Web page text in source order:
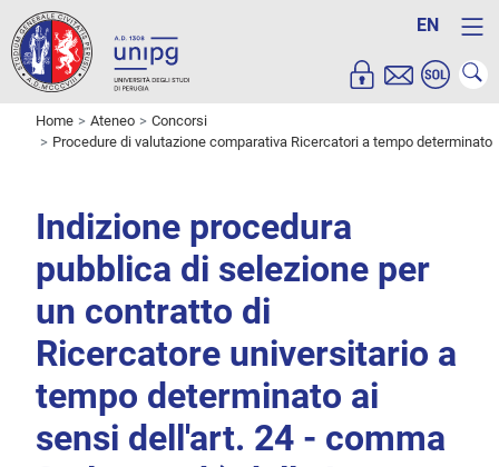
EN
Home Ateneo
Concorsi
Procedure di valutazione comparativa Ricercatori a tempo determinato
Indizione procedura
pubblica di selezione per
un contratto di
Ricercatore universitario a
tempo determinato ai
sensi dell'art. 24 - comma